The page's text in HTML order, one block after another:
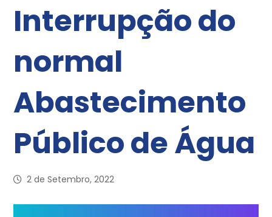
Interrupção do
normal
Abastecimento
Público de Água
2 de Setembro, 2022